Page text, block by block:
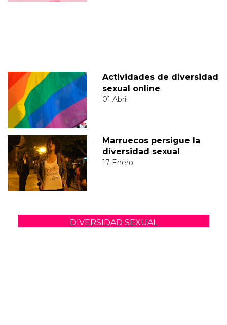
Actividades de diversidad
sexual online
01 Abril
Marruecos persigue la
diversidad sexual
17 Enero
DIVERSIDAD SEXUAL